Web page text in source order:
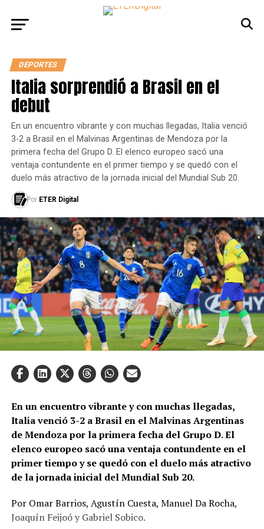
DEPORTES
Italia sorprendió a Brasil en el
debut
En un encuentro vibrante y con muchas llegadas, Italia venció
3-2 a Brasil en el Malvinas Argentinas de Mendoza por la
primera fecha del Grupo D. El elenco europeo sacó una
ventaja contundente en el primer tiempo y se quedó con el
duelo más atractivo de la jornada inicial del Mundial Sub 20.
Por ETER Digital
En un encuentro vibrante y con muchas llegadas,
Italia venció 3-2 a Brasil en el Malvinas Argentinas
de Mendoza por la primera fecha del Grupo D. El
elenco europeo sacó una ventaja contundente en el
primer tiempo y se quedó con el duelo más atractivo
de la jornada inicial del Mundial Sub 20.
Por Omar Barrios, Agustín Cuesta, Manuel Da Rocha,
Joaquín Feijoó y Gabriel Sobico.